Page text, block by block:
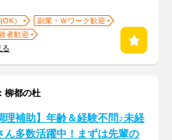
）
副業・Ｗワーク歓迎
者歓迎
る
柳都の杜
理補助】年齢＆経験不問♪未経
ん多数活躍中！まずは先輩の